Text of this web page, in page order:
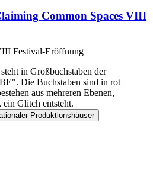
Common Spaces VIII
Festival-Eröffnung
Produktionshäuser